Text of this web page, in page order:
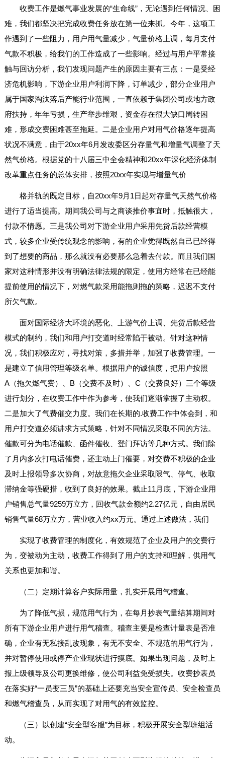
收费工作是燃气事业发展的“生命线”，无论遇到任何情况、困
难，我们都坚决把完成收费任务放在第一位来抓。今年，这项工
作遇到了一些阻力，用户用气量减少，气量价格上调，每月支付
气款不积极，给我们的工作造成了一些影响。经过与用户平常接
触与回访分析，我们发现问题产生的原因主要有三点：一是受经
济危机影响，下游企业用户利润下降，订单减少，部分企业用户
属于国家淘汰落后产能行业范围，一直依赖于集团公司或地方政
府扶持，年年亏损，生产举步维艰，资金存在很大缺口周转困
难，形成交费困难甚至拖延。二是企业用户对用气价格逐年提高
状况不满意，由于20xx年6月发改委区分存量气和增量气调整了天
然气价格。根据党的十八届三中全会精神和20xx年深化经济体制
改革重点任务的总体安排，按照20xx年实现与增量气价
格并轨的既定目标，自20xx年9月1日起对存量气天然气价格
进行了适当提高。期间我公司与之商谈推价事宜时，抵触很大，
付款不情愿。三是我公司对下游企业用户采用先货后款经营模
式，较多企业受传统观念的影响，有的企业觉得既然自己已经得
到了想要的商品，那么就没有必要那么急着去付款。而且我们国
家对这种情形并没有明确法律法规的限定，使用方经常在已经能
提前使用的情况下，对燃气款采用能拖则拖的策略，迟迟不支付
所欠气款。
面对国际经济大环境的恶化、上游气价上调、先货后款经营
模式的制约，我们和用户打交道时经常陷于被动。针对这种情
况，我们积极应对，寻找对策，多措并举，加强了收费管理。一
是建立了信用管理等级名单。根据用户的诚信度，把用户按照
A（拖欠燃气费）、B（交费不及时）、C（交费良好）三个等级
进行划分，在收费工作中作为参考，使我们逐渐掌握了主动权。
二是加大了气费催交力度。我们在长期的.收费工作中体会到，和
用户打交道必须讲求方式策略，针对不同情况采取不同的方法。
催款可分为电话催款、函件催收、登门拜访等几种方式。我们除
了月内多次打电话催费，还主动上门催要，对交费不积极的企业
及时上报领导多次协商，对故意拖欠企业采取限气、停气、收取
滞纳金等强硬措，收到了良好的效果。截止11月底，下游企业用
户销售总气量9259万立方，回收气款金额约2.27亿元，自由居民
销售气量68万立方，营业收入约xx万元。通过上述做法，我们
实现了收费管理的制度化，有效规范了企业及用户的交费行
为，变被动为主动，收费工作得到了用户的支持和理解，供用气
关系也更加和谐。
（二）定期计算客户实际用量，扎实开展用气稽查。
为了降低气损，规范用气行为，在每月抄表气量结算期间对
所有下游企业用户进行用气稽查。稽查主要是检查计量表是否准
确，企业有无私接乱改现象，有无不安全、不规范的用气行为，
并对暂停使用或停产企业现状进行摸底。如果出现问题，及时上
报上级领导及公司更换维修，使公司利益免受损失。收费抄表员
在落实好“一员变三员”的基础上还要充当安全宣传员、安全检查员
和燃气稽查员，从而实现了对用气的有效监控。
（三）以创建“安全型客服”为目标，积极开展安全型班组活
动。